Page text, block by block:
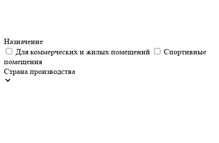
Назначение
Для коммерческих и жилых помещений
Спортивные
помещения
Страна производства